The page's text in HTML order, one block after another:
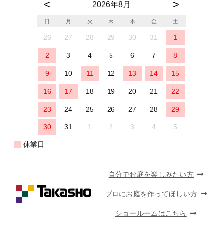
2026年8月
日 月 火 水 木 金 土
26 27 28 29 30 31 1
2 3 4 5 6 7 8
9 10 11 12 13 14 15
16 17 18 19 20 21 22
23 24 25 26 27 28 29
30 31 1 2 3 4 5
休業日
自分でお庭を楽しみたい方
プロにお庭を作ってほしい方
ショールームはこちら